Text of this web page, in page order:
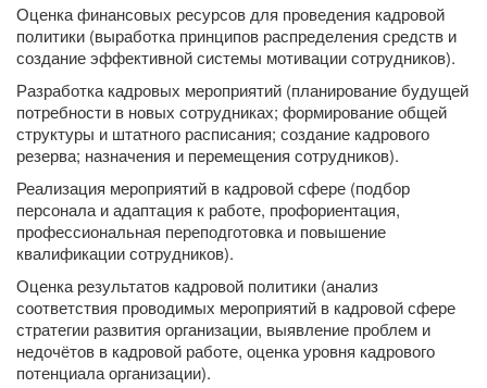
Оценка финансовых ресурсов для проведения кадровой
политики (выработка принципов распределения средств и
создание эффективной системы мотивации сотрудников).
Разработка кадровых мероприятий (планирование будущей
потребности в новых сотрудниках; формирование общей
структуры и штатного расписания; создание кадрового
резерва; назначения и перемещения сотрудников).
Реализация мероприятий в кадровой сфере (подбор
персонала и адаптация к работе, профориентация,
профессиональная переподготовка и повышение
квалификации сотрудников).
Оценка результатов кадровой политики (анализ
соответствия проводимых мероприятий в кадровой сфере
стратегии развития организации, выявление проблем и
недочётов в кадровой работе, оценка уровня кадрового
потенциала организации).